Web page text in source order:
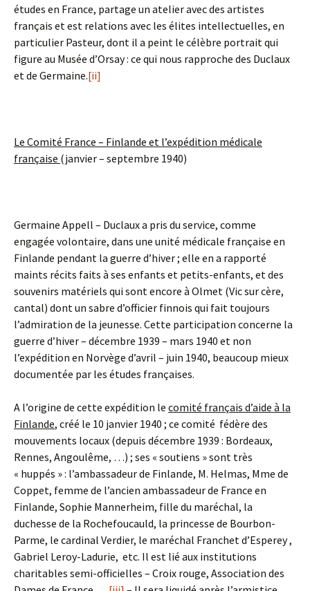
études en France, partage un atelier avec des artistes
français et est relations avec les élites intellectuelles, en
particulier Pasteur, dont il a peint le célèbre portrait qui
figure au Musée d’Orsay : ce qui nous rapproche des Duclaux
et de Germaine.[ii]
Le Comité France – Finlande et l’expédition médicale
française (janvier – septembre 1940)
Germaine Appell – Duclaux a pris du service, comme
engagée volontaire, dans une unité médicale française en
Finlande pendant la guerre d’hiver ; elle en a rapporté
maints récits faits à ses enfants et petits-enfants, et des
souvenirs matériels qui sont encore à Olmet (Vic sur cère,
cantal) dont un sabre d’officier finnois qui fait toujours
l’admiration de la jeunesse. Cette participation concerne la
guerre d’hiver – décembre 1939 – mars 1940 et non
l’expédition en Norvège d’avril – juin 1940, beaucoup mieux
documentée par les études françaises.
A l’origine de cette expédition le comité français d’aide à la
Finlande, créé le 10 janvier 1940 ; ce comité fédère des
mouvements locaux (depuis décembre 1939 : Bordeaux,
Rennes, Angoulême, …) ; ses « soutiens » sont très
« huppés » : l’ambassadeur de Finlande, M. Helmas, Mme de
Coppet, femme de l’ancien ambassadeur de France en
Finlande, Sophie Mannerheim, fille du maréchal, la
duchesse de la Rochefoucauld, la princesse de Bourbon-
Parme, le cardinal Verdier, le maréchal Franchet d’Esperey ,
Gabriel Leroy-Ladurie, etc. Il est lié aux institutions
charitables semi-officielles – Croix rouge, Association des